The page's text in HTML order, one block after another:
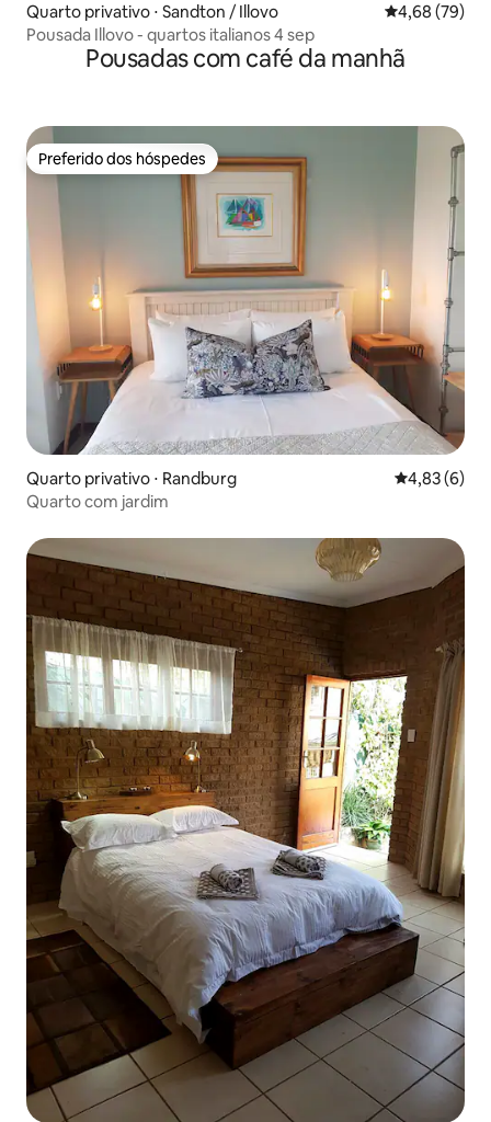
Quarto privativo ⋅ Sandton / Illovo 4,68 de uma
4,68 (79)
Pousada Illovo - quartos italianos 4 sep
Pousadas com café da manhã
Preferido dos hóspedes
Preferido dos hóspedes
Quarto privativo ⋅ Randburg 4,83 de uma
4,83 (6)
Quarto com jardim